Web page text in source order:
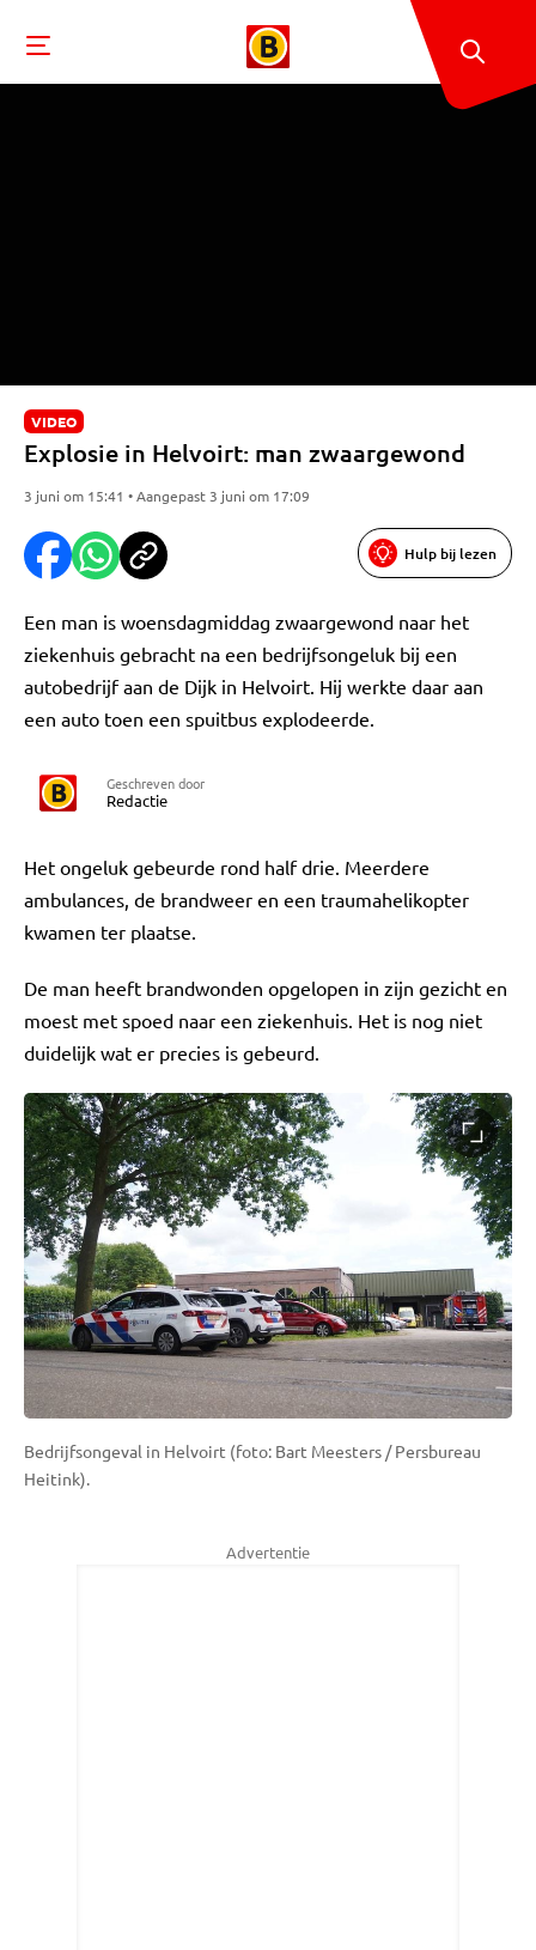
VIDEO
Explosie in Helvoirt: man zwaargewond
3 juni om 15:41 • Aangepast 3 juni om 17:09
Hulp bij lezen
Een man is woensdagmiddag zwaargewond naar het
ziekenhuis gebracht na een bedrijfsongeluk bij een
autobedrijf aan de Dijk in Helvoirt. Hij werkte daar aan
een auto toen een spuitbus explodeerde.
Geschreven door
Redactie
Het ongeluk gebeurde rond half drie. Meerdere
ambulances, de brandweer en een traumahelikopter
kwamen ter plaatse.
De man heeft brandwonden opgelopen in zijn gezicht en
moest met spoed naar een ziekenhuis. Het is nog niet
duidelijk wat er precies is gebeurd.
Bedrijfsongeval in Helvoirt (foto: Bart Meesters / Persbureau
Heitink).
Advertentie